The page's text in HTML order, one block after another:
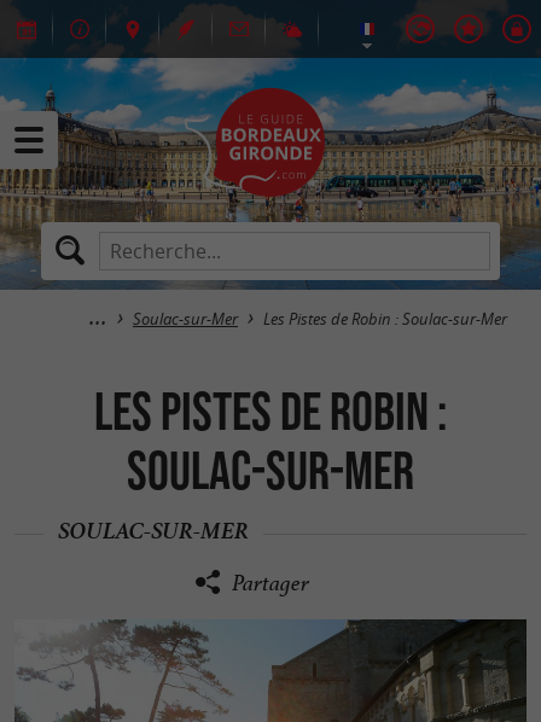
Soulac-sur-Mer Les Pistes de Robin : Soulac-sur-Mer
Les Pistes de Robin :
Soulac-sur-Mer
SOULAC-SUR-MER
Partager